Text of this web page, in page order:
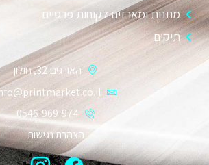
מתנות ומארזים לקוחות פרטיים
תיקים
האורגים 32, חולון
info@printmarket.co.il
0546-969-974
הצהרת נגישות